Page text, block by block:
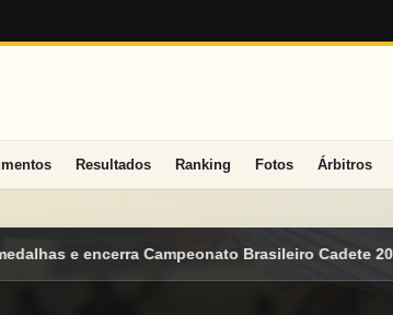
Resultados Ranking Fotos Árbitros
Cadete 2026 entre os destaques nacionais